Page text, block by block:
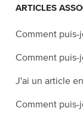
ARTICLES
Comment puis-
Comment puis-
J'ai un article
Comment puis-